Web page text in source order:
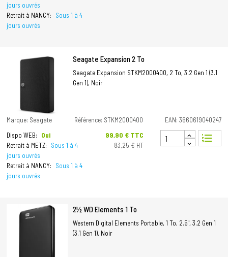
jours ouvrés
Retrait à NANCY:
Sous 1 à 4
jours ouvrés
Seagate Expansion 2 To
Seagate Expansion STKM2000400, 2 To, 3.2 Gen 1 (3.1
Gen 1), Noir
Marque: Seagate Référence: STKM2000400
EAN: 3660619040247
Dispo WEB:
Oui
Retrait à METZ:
Sous 1 à 4
jours ouvrés
Retrait à NANCY:
Sous 1 à 4
jours ouvrés
Prix
99,90 € TTC
83,25 € HT
format_list_numbered
2½ WD Elements 1 To
Western Digital Elements Portable, 1 To, 2.5", 3.2 Gen 1
(3.1 Gen 1), Noir